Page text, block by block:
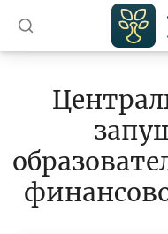
Статьи
Учебные
Проекты